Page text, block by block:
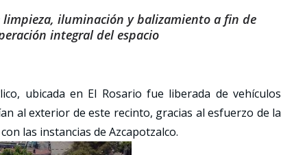
iluminación y balizamiento a fin de
integral del espacio
ubicada en El Rosario fue liberada de vehículos
al exterior de este recinto, gracias al esfuerzo de la
las instancias de Azcapotzalco.